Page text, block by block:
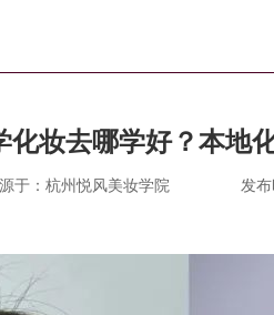
化妆去哪学好？本地
于：杭州悦风美妆学院 发